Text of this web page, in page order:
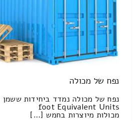
נפח של מכולה
foot Equivalent Units
מכולות מיוצרות בחמש […]